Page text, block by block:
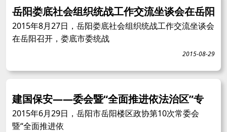
岳阳娄底社会组织统战工作交流坐谈会在岳阳
2015年8月27日，岳阳娄底社会组织统战工作交流坐谈会
在岳阳召开，娄底市委统战
2015-08-29
建国保安——委会暨“全面推进依法治区”专
2015年6月29日，岳阳市岳阳楼区政协第10次常委会
暨“全面推进依